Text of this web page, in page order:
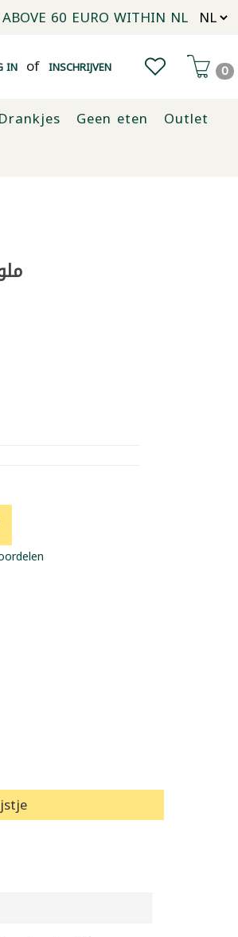
ABOVE 60 EURO WITHIN NL
IN of INSCHRIJVEN 0
Drankjes Geen eten
Outlet